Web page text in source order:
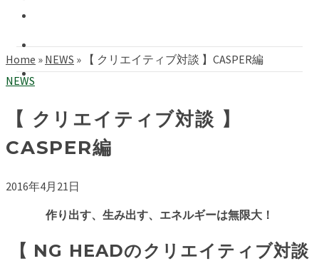
Home » NEWS »
【 クリエイティブ対談 】CASPER編
NEWS
【 クリエイティブ対談 】
CASPER編
2016年4月21日
作り出す、生み出す、エネルギーは無限大！
【 NG HEADのクリエイティブ対談